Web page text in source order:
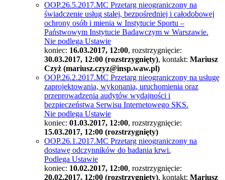
OOP.26.5.2017.MC Przetarg nieograniczony na
świadczenie usług stałej, bezpośredniej i całodobowej
ochrony osób i mienia w Instytucie Sportu –
Państwowym Instytucie Badawczym w Warszawie.
Nie podlega Ustawie
koniec: 16.03.2017, 12:00, rozstrzygnięcie:
30.03.2017, 12:00 (rozstrzygnięty), kontakt: Mariusz
Czyż (mariusz.czyz@insp.waw.pl)
OOP.26.2.2017.MC Przetarg nieograniczony na usługę
zaprojektowania, wykonania, uruchomienia oraz
przeprowadzenia audytów wydajności i
bezpieczeństwa Serwisu Internetowego SKS.
Nie podlega Ustawie
koniec: 01.03.2017, 12:00, rozstrzygnięcie:
15.03.2017, 12:00 (rozstrzygnięty)
OOP.26.1.2017.MC Przetarg nieograniczony na
dostawę odczynników do badania krwi.
Podlega Ustawie
koniec: 10.02.2017, 12:00, rozstrzygnięcie:
20.02.2017, 12:00 (rozstrzygnięty), kontakt: Mariusz